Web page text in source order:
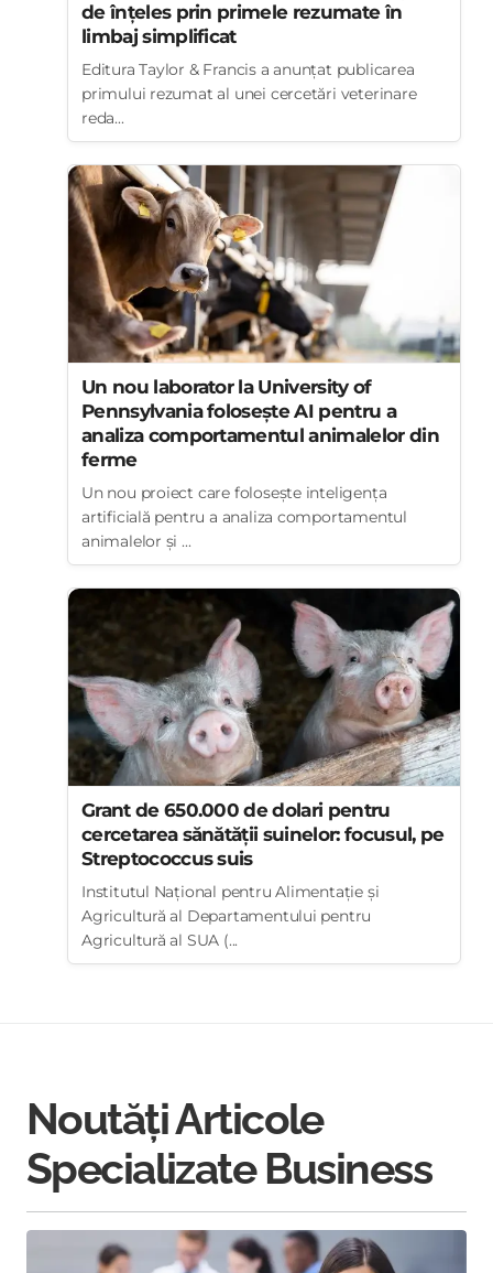
de înțeles prin primele rezumate în
limbaj simplificat
Editura Taylor & Francis a anunțat publicarea
primului rezumat al unei cercetări veterinare
reda...
Un nou laborator la University of
Pennsylvania folosește AI pentru a
analiza comportamentul animalelor din
ferme
Un nou proiect care folosește inteligența
artificială pentru a analiza comportamentul
animalelor și ...
Grant de 650.000 de dolari pentru
cercetarea sănătății suinelor: focusul, pe
Streptococcus suis
Institutul Național pentru Alimentație și
Agricultură al Departamentului pentru
Agricultură al SUA (...
Noutăți Articole
Specializate Business